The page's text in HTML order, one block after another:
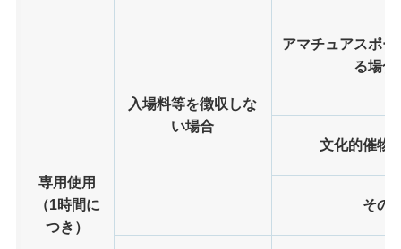
専用使用
（1時間に
つき）
入場料等を徴収しな
い場合
アマチュアスポー
る場合
文化的催物
その